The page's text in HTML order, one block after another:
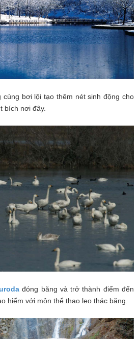
bơi lội tạo thêm nét sinh động cho
bích nơi đây.
đóng băng và trở thành điểm đến
hiểm với môn thể thao leo thác băng.